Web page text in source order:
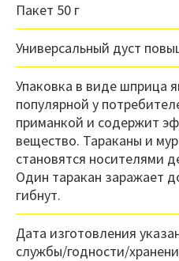
Пакет 50 г
Универсальный дуст
Упаковка в виде шприца
популярной у
приманкой и содержит
вещество. Тараканы и
становятся носителями
Один таракан заражает
гибнут.
Дата изготовления
службы/годности/